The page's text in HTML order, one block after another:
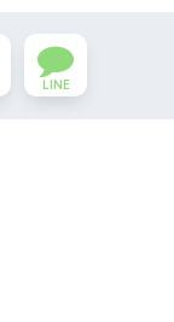
LINE